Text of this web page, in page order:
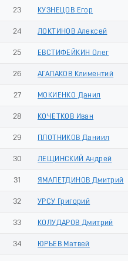
23 КУЗНЕЦОВ Егор
24 ЛОКТИНОВ Алексей
25 ЕВСТИФЕЙКИН Олег
26 АГАЛАКОВ Климентий
27 МОКИЕНКО Данил
28 КОЧЕТКОВ Иван
29 ПЛОТНИКОВ Даниил
30 ЛЕЩИНСКИЙ Андрей
31 ЯМАЛЕТДИНОВ Дмитрий
32 УРСУ Григорий
33 КОЛУДАРОВ Дмитрий
34 ЮРЬЕВ Матвей